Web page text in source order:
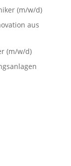
(m/w/d)
aus
(m/w/d)